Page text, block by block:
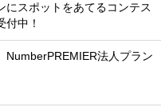
にスポットをあてるコンテス
付中！
NumberPREMIER法人プラン